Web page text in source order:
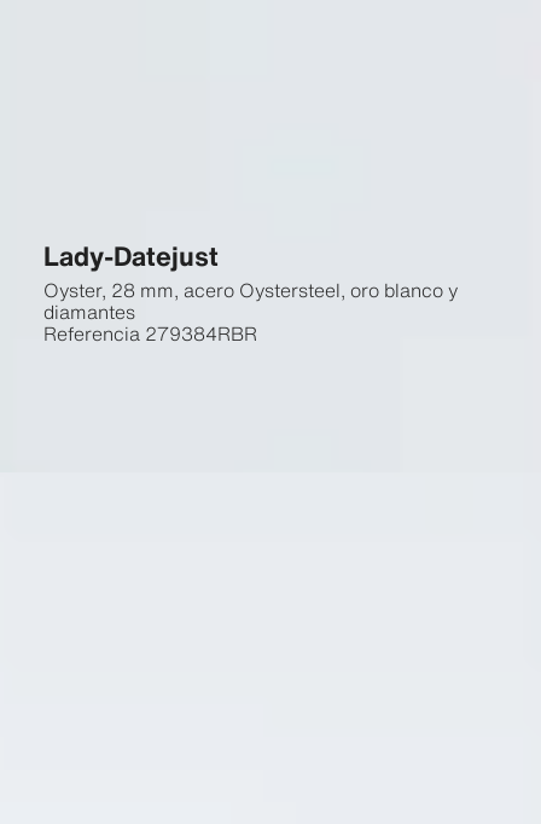
Lady-Datejust
Oyster, 28 mm, acero Oystersteel, oro blanco y
diamantes
Referencia 279384RBR